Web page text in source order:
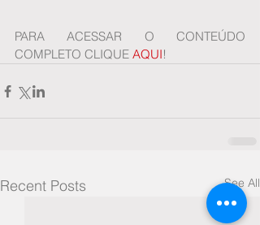
PARA ACESSAR O CONTEÚDO
COMPLETO CLIQUE AQUI!
Recent Posts See All